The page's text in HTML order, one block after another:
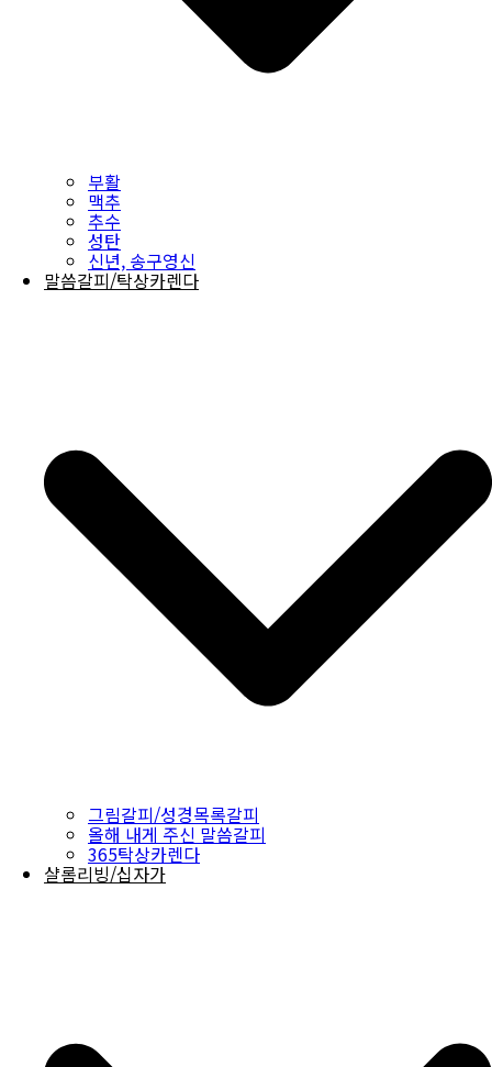
부활
맥추
추수
성탄
신년, 송구영신
말씀갈피/탁상카렌다
그림갈피/성경목록갈피
올해 내게 주신 말씀갈피
365탁상카렌다
샬롬리빙/십자가